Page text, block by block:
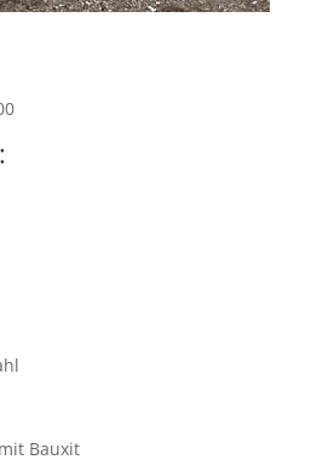
Bauxit